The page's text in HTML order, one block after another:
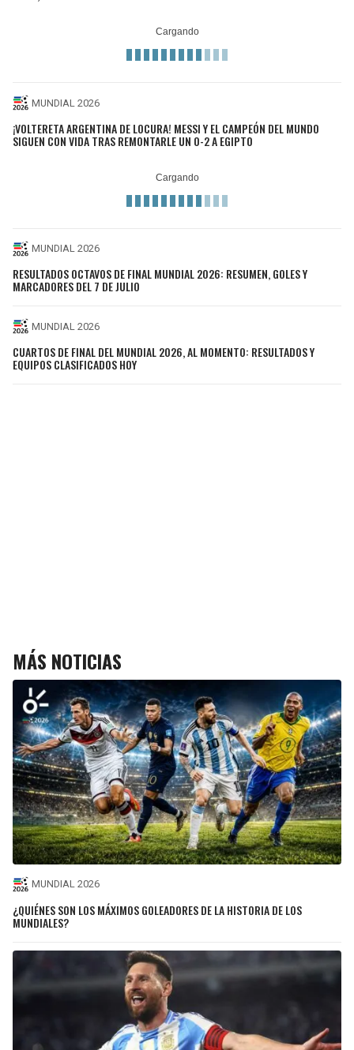
MUNDIAL 2026
¡VOLTERETA ARGENTINA DE LOCURA! MESSI Y EL CAMPEÓN DEL MUNDO
SIGUEN CON VIDA TRAS REMONTARLE UN 0-2 A EGIPTO
MUNDIAL 2026
RESULTADOS OCTAVOS DE FINAL MUNDIAL 2026: RESUMEN, GOLES Y
MARCADORES DEL 7 DE JULIO
MUNDIAL 2026
CUARTOS DE FINAL DEL MUNDIAL 2026, AL MOMENTO: RESULTADOS Y
EQUIPOS CLASIFICADOS HOY
MÁS NOTICIAS
MUNDIAL 2026
¿QUIÉNES SON LOS MÁXIMOS GOLEADORES DE LA HISTORIA DE LOS
MUNDIALES?